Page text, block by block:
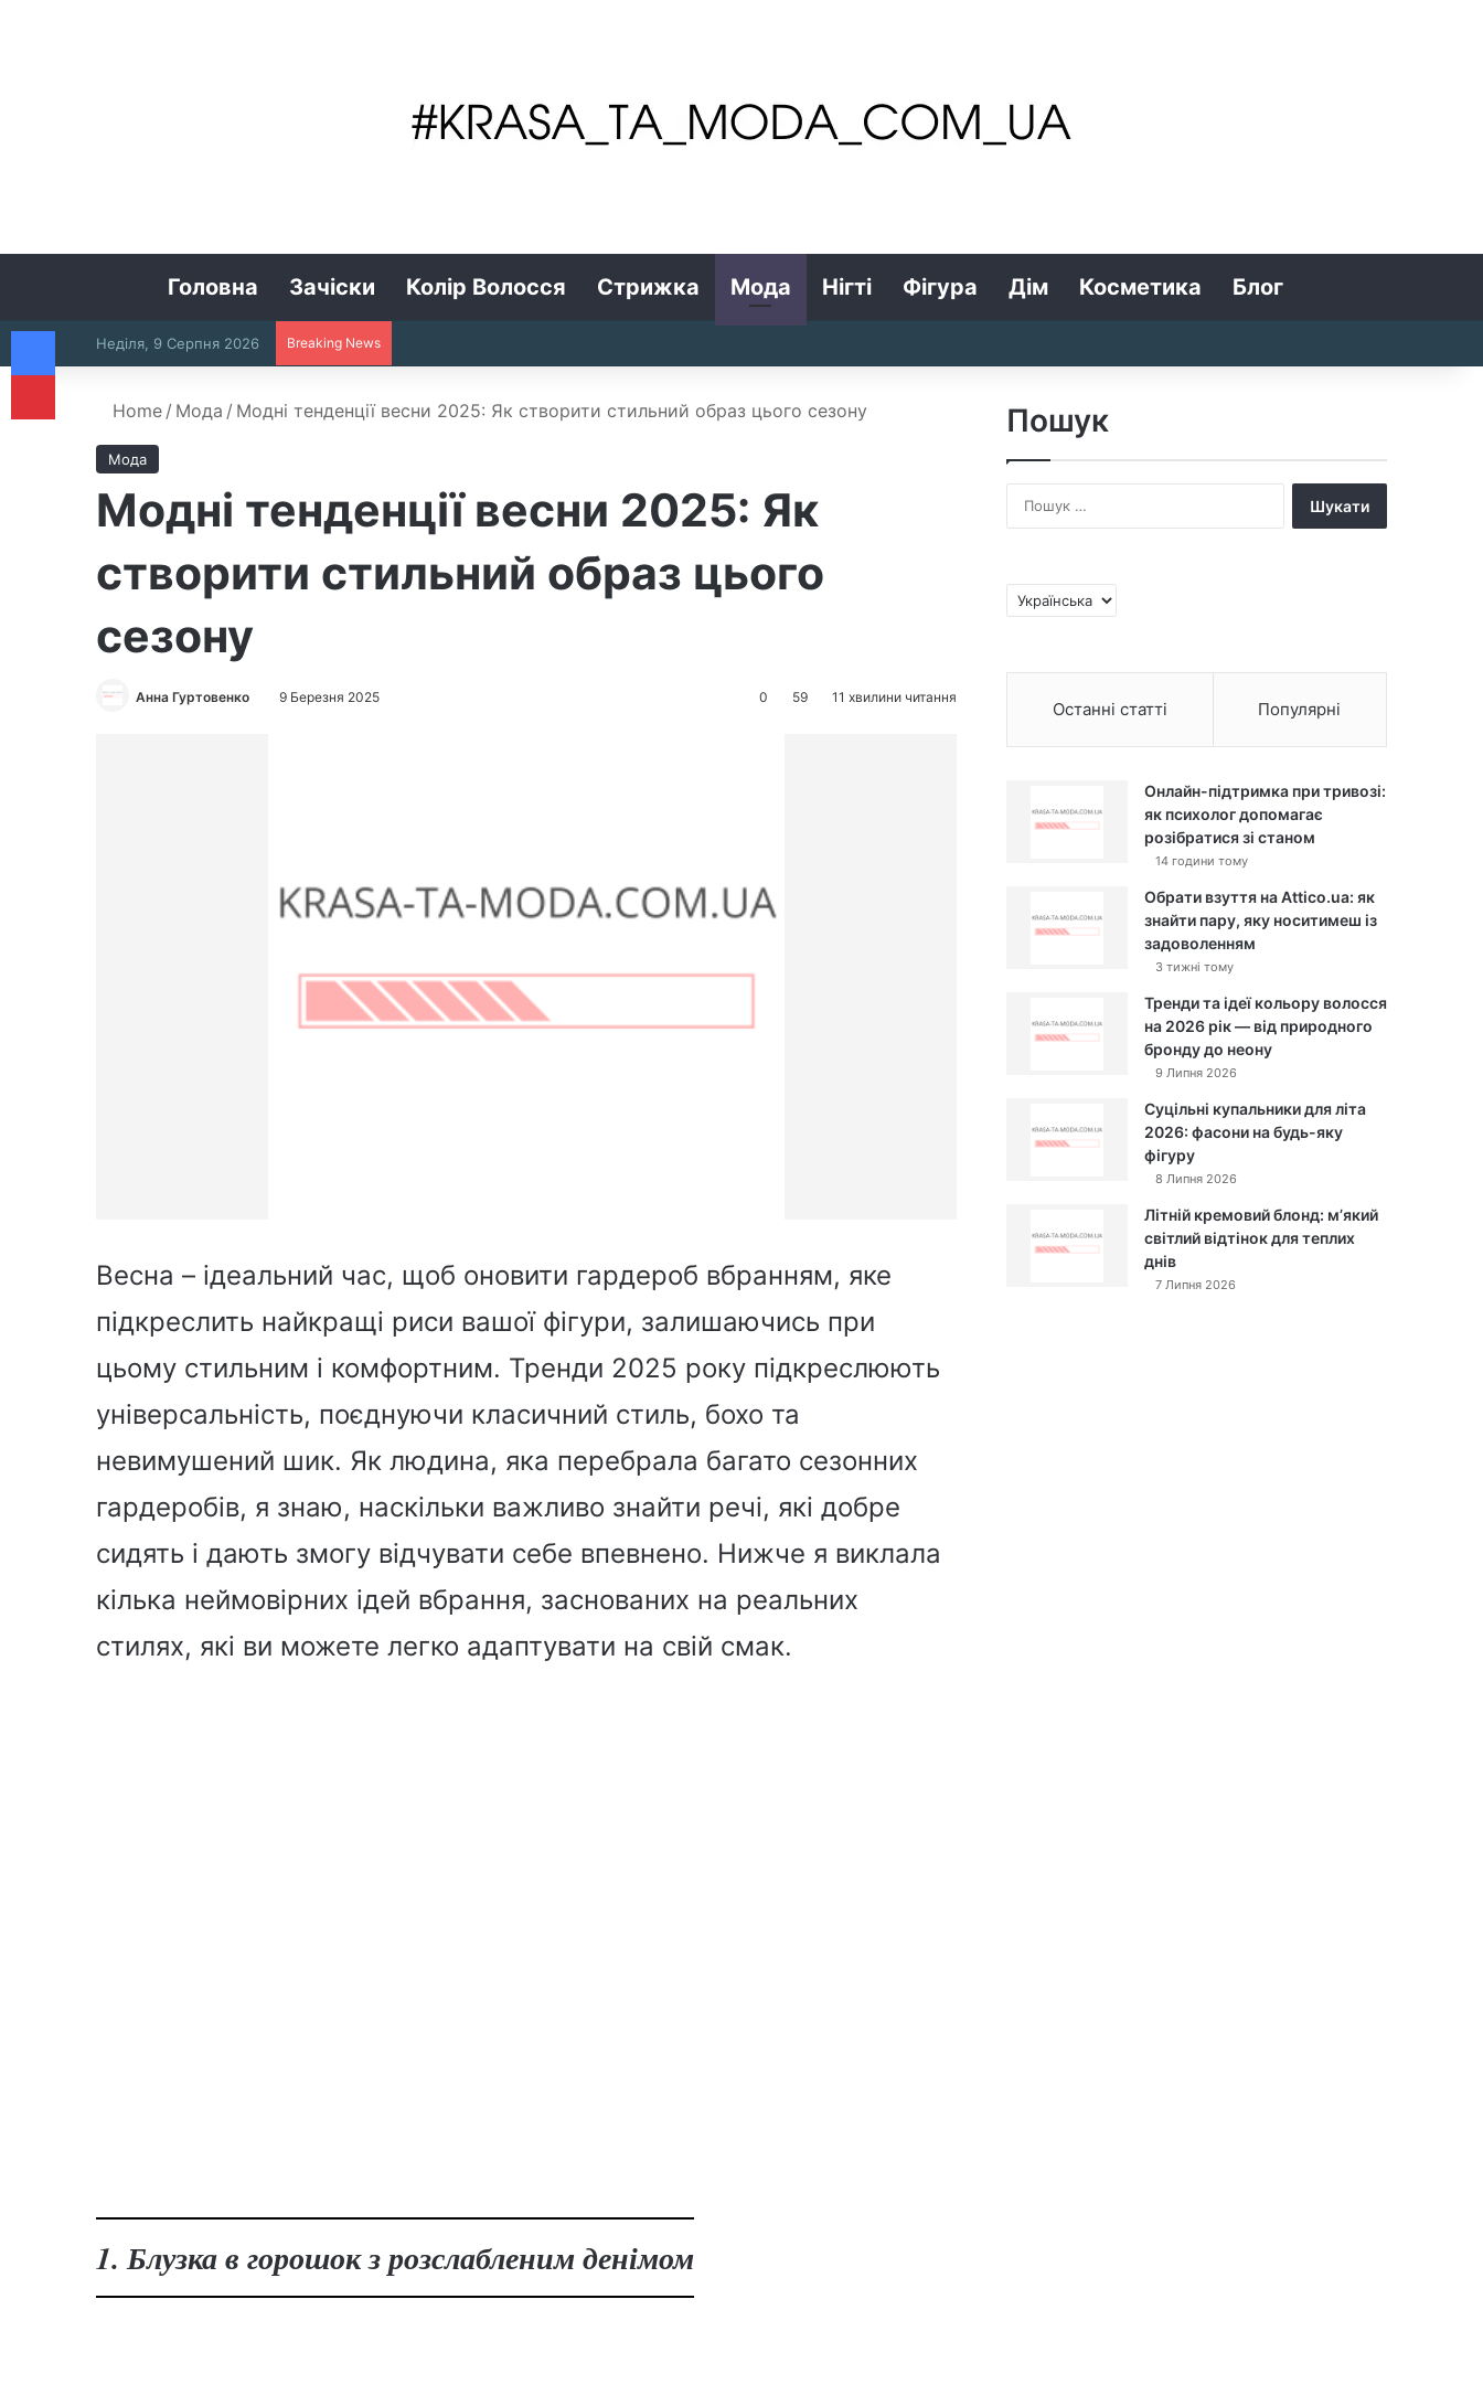
Головна Зачіски Колір Волосся Стрижка Мода Нігті Фігура Дім Косметика Блог
Неділя, 9 Серпня 2026 Breaking News
Home / Мода / Модні тенденції весни 2025: Як створити стильний образ цього сезону
Мода
Модні тенденції весни 2025: Як
створити стильний образ цього
сезону
Анна Гуртовенко 9 Березня 2025 0 59 11 хвилини читання
Весна – ідеальний час, щоб оновити гардероб вбранням, яке
підкреслить найкращі риси вашої фігури, залишаючись при
цьому стильним і комфортним. Тренди 2025 року підкреслюють
універсальність, поєднуючи класичний стиль, бохо та
невимушений шик. Як людина, яка перебрала багато сезонних
гардеробів, я знаю, наскільки важливо знайти речі, які добре
сидять і дають змогу відчувати себе впевнено. Нижче я виклала
кілька неймовірних ідей вбрання, заснованих на реальних
стилях, які ви можете легко адаптувати на свій смак.
1. Блузка в горошок з розслабленим денімом
Пошук
и
Останні статті Популярні
Онлайн-підтримка при тривозі:
як психолог допомагає
розібратися зі станом
14 години тому
Обрати взуття на Attico.ua: як
знайти пару, яку носитимеш із
задоволенням
3 тижні тому
Тренди та ідеї кольору волосся
на 2026 рік — від природного
бронду до неону
9 Липня 2026
Суцільні купальники для літа
2026: фасони на будь-яку
фігуру
8 Липня 2026
Літній кремовий блонд: м’який
світлий відтінок для теплих
днів
7 Липня 2026